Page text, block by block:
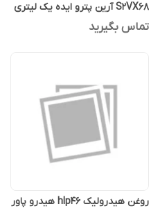
S2VX68 آرین پترو ایده یک لیتری
تماس بگیرید
روغن هیدرولیک hlp46 هیدرو پاور